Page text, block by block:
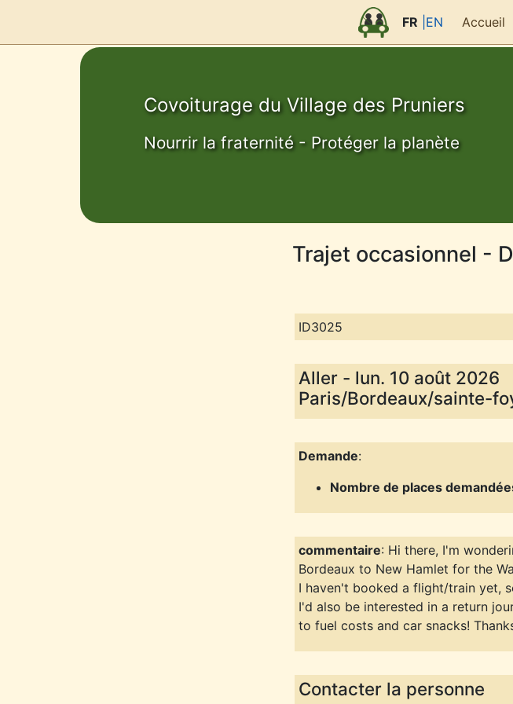
FR |EN Accueil
Covoiturage du Village des Pruniers
Nourrir la fraternité - Protéger la planète
Trajet occasionnel -
ID3025
Aller - lun. 10 août 2026
Paris/Bordeaux/sainte-
Demande:
Nombre de places
commentaire: Hi there, I'm
Bordeaux to New Hamlet for the
I haven't booked a flight/train yet,
I'd also be interested in a return
to fuel costs and car snacks!
Contacter la personne